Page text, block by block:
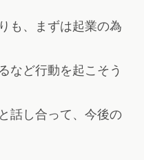
も、まずは起業の為
など行動を起こそう
話し合って、今後の